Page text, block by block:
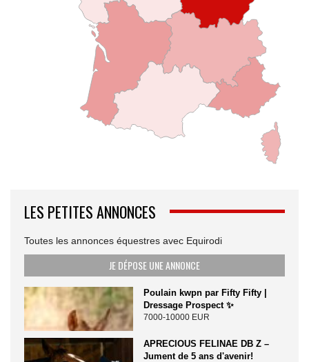
LES PETITES ANNONCES
Toutes les annonces équestres avec Equirodi
JE DÉPOSE UNE ANNONCE
Poulain kwpn par Fifty Fifty |
Dressage Prospect ✨️
7000-10000 EUR
APRECIOUS FELINAE DB Z –
Jument de 5 ans d'avenir!